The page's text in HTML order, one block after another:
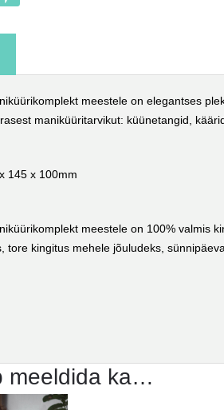
meestele on elegantses
maniküüritarvikut: küünetangid,
145 x 100mm
meestele on 100% valmis
tore kingitus mehele jõuludeks,
meeldida ka…